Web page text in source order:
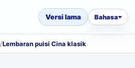
Versi lama Bahasa
/Lembaran puisi Cina klasik